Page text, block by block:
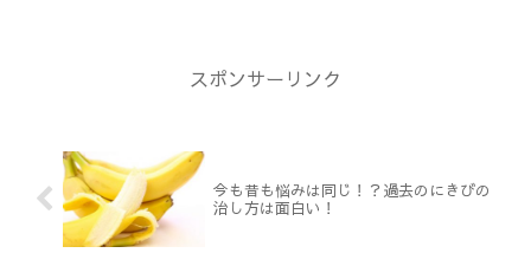
スポンサーリンク
今も昔も悩みは同じ！？過去のにきびの
治し方は面白い！